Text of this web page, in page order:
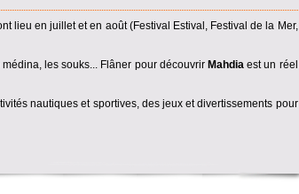
lieu en juillet et en août (Festival Estival, Festival de la Mer,
les souks... Flâner pour découvrir Mahdiaest un réel
nautiques et sportives, des jeux et divertissements pour